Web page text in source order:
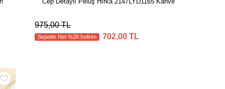
975,00 TL
Sepette Net %28 İndirim 702,00 TL